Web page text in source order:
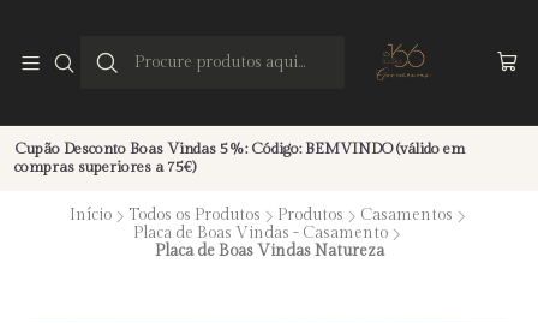
Cupão Desconto Boas Vindas 5%: Código: BEMVINDO (válido em
compras superiores a 75€)
Início Todos os Produtos Produtos
Casamentos
Placa de Boas Vindas - Casamento
Placa de Boas Vindas Natureza